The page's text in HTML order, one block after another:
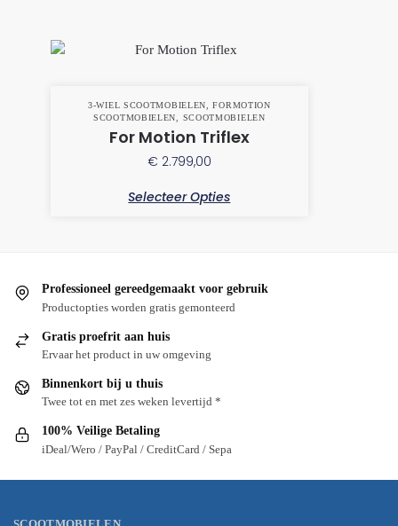
3-WIEL SCOOTMOBIELEN ,FORMOTION
SCOOTMOBIELEN
SCOOTMOBIELEN
For Motion Triflex
€ 2.799,00
Selecteer Opties
Professioneel gereedgemaakt voor gebruik
Productopties worden gratis gemonteerd
Gratis proefrit aan huis
Ervaar het product in uw omgeving
Binnenkort bij u thuis
Twee tot en met zes weken levertijd *
100% Veilige Betaling
iDeal/Wero / PayPal / CreditCard / Sepa